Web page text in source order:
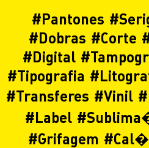
#Pantones #
#Dobras #Corte
#Digital #
#Tipografia #
#Transferes #Vinil #
#Label #
#Grifagem #